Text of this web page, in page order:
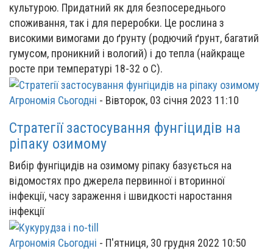
культурою. Придатний як для безпосереднього
споживання, так і для переробки. Це рослина з
високими вимогами до ґрунту (родючий ґрунт, багатий
гумусом, проникний і вологий) і до тепла (найкраще
росте при температурі 18-32 o C).
Агрономія Сьогодні - Вівторок, 03 січня 2023 11:10
Стратегії застосування фунгіцидів на
ріпаку озимому
Вибір фунгіцидів на озимому ріпаку базується на
відомостях про джерела первинної і вторинної
інфекції, часу зараження і швидкості наростання
інфекції
Агрономія Сьогодні - П'ятниця, 30 грудня 2022 10:50